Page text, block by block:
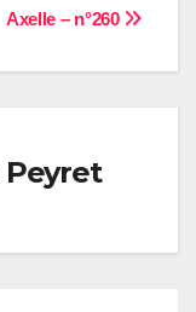
Axelle – n°260
Peyret